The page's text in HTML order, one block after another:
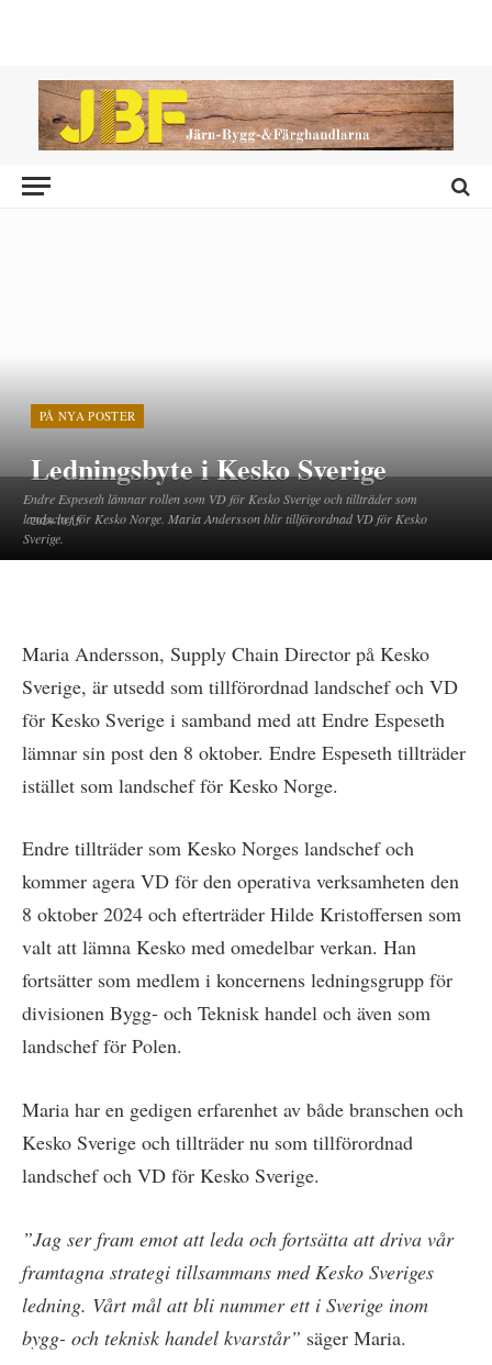
Endre Espeseth lämnar rollen som VD för Kesko Sverige och tillträder som
landschef för Kesko Norge. Maria Andersson blir tillförordnad VD för Kesko
Sverige.
PÅ NYA POSTER
Ledningsbyte i Kesko Sverige
2024-10-15
Maria Andersson, Supply Chain Director på Kesko
Sverige, är utsedd som tillförordnad landschef och VD
för Kesko Sverige i samband med att Endre Espeseth
lämnar sin post den 8 oktober. Endre Espeseth tillträder
istället som landschef för Kesko Norge.
Endre tillträder som Kesko Norges landschef och
kommer agera VD för den operativa verksamheten den
8 oktober 2024 och efterträder Hilde Kristoffersen som
valt att lämna Kesko med omedelbar verkan. Han
fortsätter som medlem i koncernens ledningsgrupp för
divisionen Bygg- och Teknisk handel och även som
landschef för Polen.
Maria har en gedigen erfarenhet av både branschen och
Kesko Sverige och tillträder nu som tillförordnad
landschef och VD för Kesko Sverige.
”Jag ser fram emot att leda och fortsätta att driva vår
framtagna strategi tillsammans med Kesko Sveriges
ledning. Vårt mål att bli nummer ett i Sverige inom
bygg- och teknisk handel kvarstår” säger Maria.